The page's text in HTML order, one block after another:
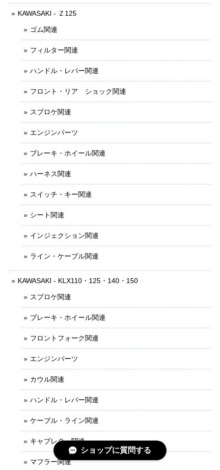
KAWASAKI - Ｚ125
ゴム関連
フィルター関連
ハンドル・レバー関連
フロント・リア ショック関連
スプロケ関連
エンジンパーツ
ブレーキ・ホイール関連
ハーネス関連
スイッチ・キー関連
シート関連
インジェクション関連
ライン・ケーブル関連
KAWASAKI - KLX110・125・140・150
スプロケ関連
ブレーキ・ホイール関連
フロントフォーク関連
エンジンパーツ
カウル関連
ハンドル・レバー関連
ケーブル・ライン関連
キャブレター関連
マフラー関連
ショップに質問する